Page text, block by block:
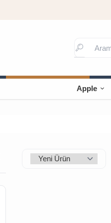
Apple